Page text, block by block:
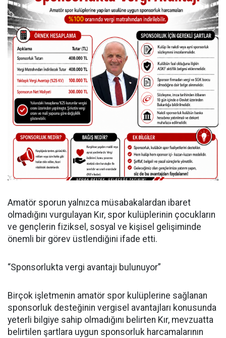
Amatör sporun yalnızca müsabakalardan ibaret
olmadığını vurgulayan Kır, spor kulüplerinin çocukların
ve gençlerin fiziksel, sosyal ve kişisel gelişiminde
önemli bir görev üstlendiğini ifade etti.
“Sponsorlukta vergi avantajı bulunuyor”
Birçok işletmenin amatör spor kulüplerine sağlanan
sponsorluk desteğinin vergisel avantajları konusunda
yeterli bilgiye sahip olmadığını belirten Kır, mevzuatta
belirtilen şartlara uygun sponsorluk harcamalarının